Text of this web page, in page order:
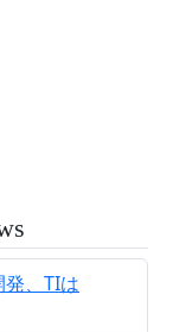
、TIは